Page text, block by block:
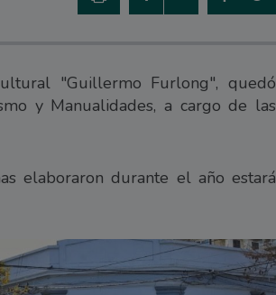
"Guillermo Furlong", quedó
y Manualidades, a cargo de las
elaboraron durante el año estará